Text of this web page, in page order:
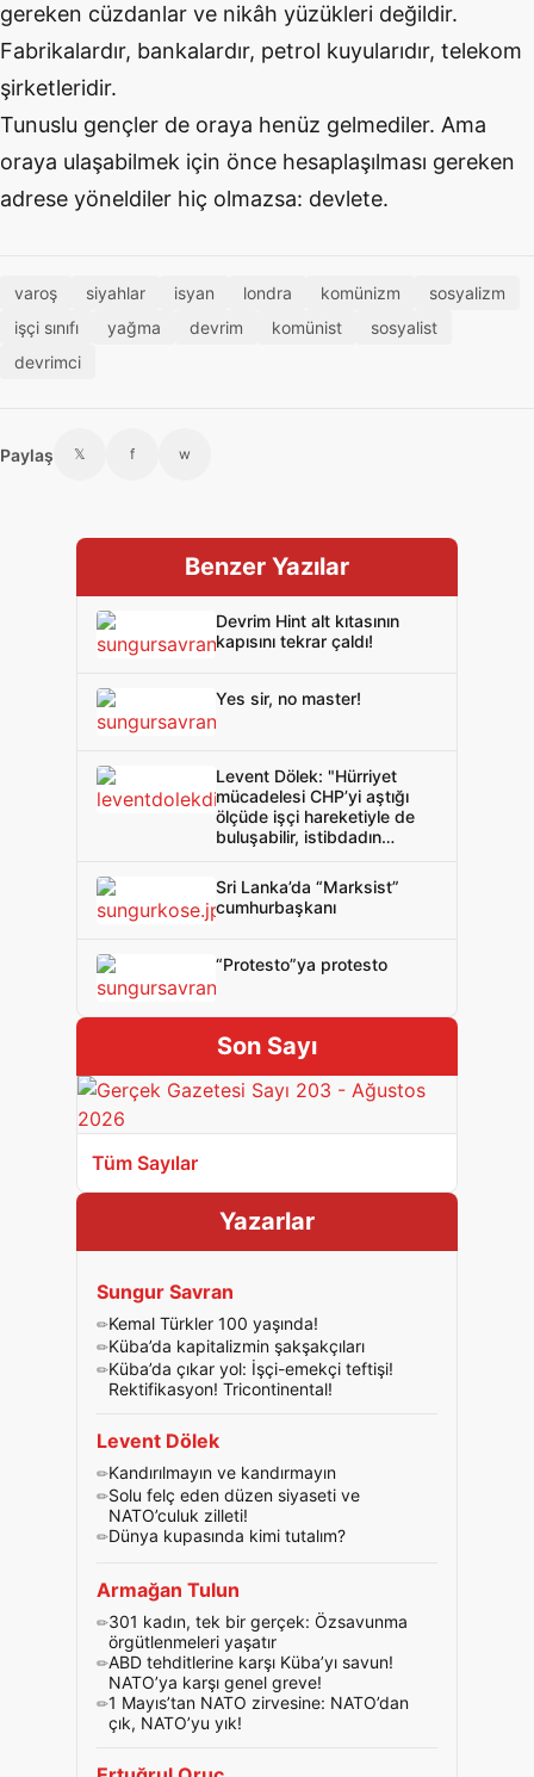
gereken cüzdanlar ve nikâh yüzükleri değildir.
Fabrikalardır, bankalardır, petrol kuyularıdır, telekom
şirketleridir.
Tunuslu gençler de oraya henüz gelmediler. Ama
oraya ulaşabilmek için önce hesaplaşılması gereken
adrese yöneldiler hiç olmazsa: devlete.
varoş siyahlar isyan londra komünizm
sosyalizm
işçi sınıfı
yağma devrim komünist
sosyalist
devrimci
Paylaş 𝕏 f w
Benzer Yazılar
Devrim Hint alt kıtasının
kapısını tekrar çaldı!
Yes sir, no master!
Levent Dölek: "Hürriyet
mücadelesi CHP’yi aştığı
ölçüde işçi hareketiyle de
buluşabilir, istibdadın
Sri Lanka’da “Marksist”
cumhurbaşkanı
“Protesto”ya protesto
Son Sayı
Tüm Sayılar
Yazarlar
Sungur Savran
Kemal Türkler 100 yaşında!
Küba’da kapitalizmin şakşakçıları
Küba’da çıkar yol: İşçi-emekçi teftişi!
Rektifikasyon! Tricontinental!
Levent Dölek
Kandırılmayın ve kandırmayın
Solu felç eden düzen siyaseti ve
NATO’culuk zilleti!
Dünya kupasında kimi tutalım?
Armağan Tulun
301 kadın, tek bir gerçek: Özsavunma
örgütlenmeleri yaşatır
ABD tehditlerine karşı Küba’yı savun!
NATO’ya karşı genel greve!
1 Mayıs’tan NATO zirvesine: NATO’dan
çık, NATO’yu yık!